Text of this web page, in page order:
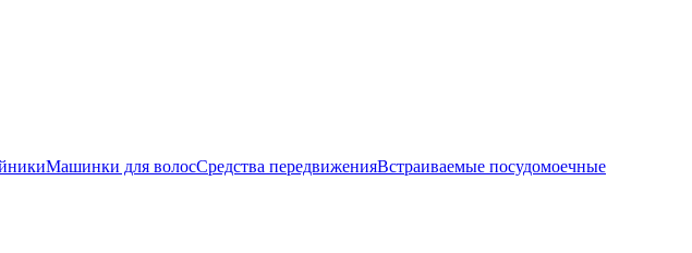
Машинки для волосСредства передвиженияВстраиваемые посудомоечные